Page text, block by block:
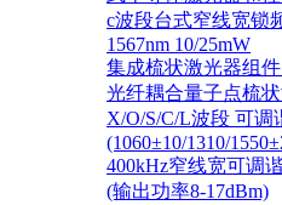
c波段台式窄线宽锁
1567nm 10/25mW
集成梳状激光器组
光纤耦合量子点梳
X/O/S/C/L波段 可调
(1060±10/1310/
400kHz窄线宽可调
(输出功率8-17dBm)